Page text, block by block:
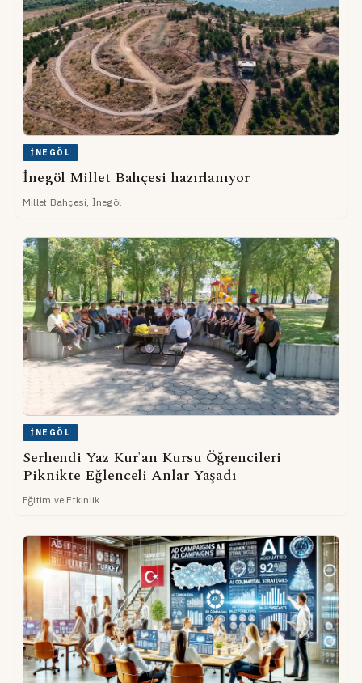
İNEGÖL
İnegöl Millet Bahçesi hazırlanıyor
Millet Bahçesi, İnegöl
İNEGÖL
Serhendi Yaz Kur'an Kursu Öğrencileri
Piknikte Eğlenceli Anlar Yaşadı
Eğitim ve Etkinlik